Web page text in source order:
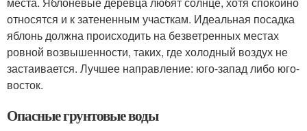
относятся и к затененным участкам. Идеальная посадка
яблонь должна происходить на безветренных местах
ровной возвышенности, таких, где холодный воздух не
застаивается. Лучшее направление: юго-запад либо юго-
восток.
Опасные грунтовые воды